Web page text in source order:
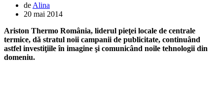
de Alina
20 mai 2014
Ariston Thermo România, liderul pieţei locale de centrale
termice, dă stratul noii campanii de publicitate, continuând
astfel investiţiile în imagine şi comunicând noile tehnologii din
domeniu.